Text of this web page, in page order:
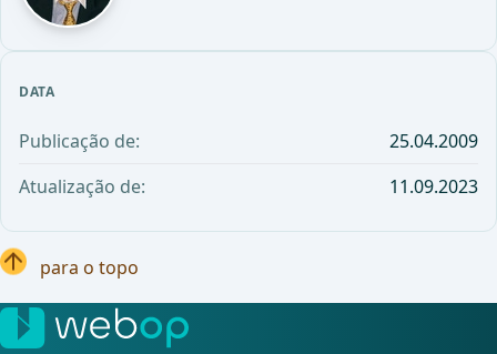
DATA
Publicação de:
25.04.2009
Atualização de:
11.09.2023
para o topo